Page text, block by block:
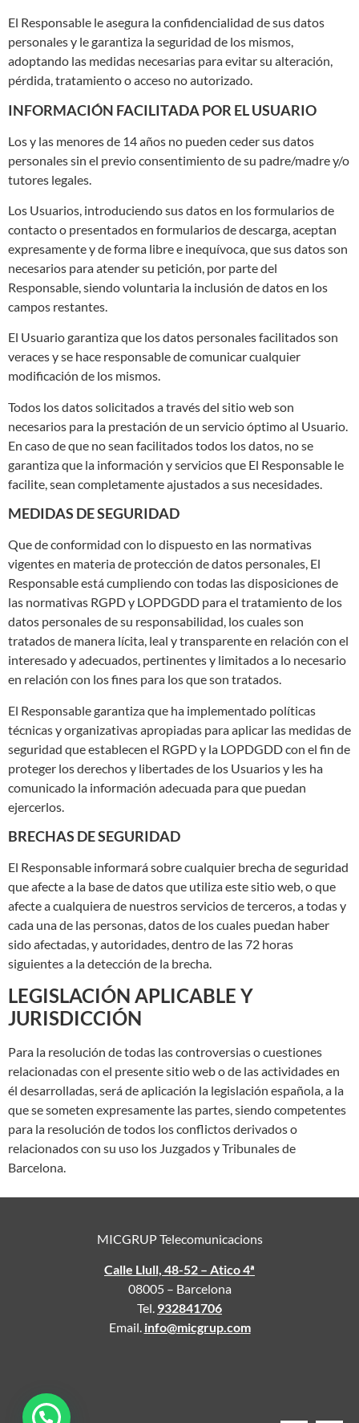
El Responsable le asegura la confidencialidad de sus datos
personales y le garantiza la seguridad de los mismos,
adoptando las medidas necesarias para evitar su alteración,
pérdida, tratamiento o acceso no autorizado.
INFORMACIÓN FACILITADA POR EL USUARIO
Los y las menores de 14 años no pueden ceder sus datos
personales sin el previo consentimiento de su padre/madre y/o
tutores legales.
Los Usuarios, introduciendo sus datos en los formularios de
contacto o presentados en formularios de descarga, aceptan
expresamente y de forma libre e inequívoca, que sus datos son
necesarios para atender su petición, por parte del
Responsable, siendo voluntaria la inclusión de datos en los
campos restantes.
El Usuario garantiza que los datos personales facilitados son
veraces y se hace responsable de comunicar cualquier
modificación de los mismos.
Todos los datos solicitados a través del sitio web son
necesarios para la prestación de un servicio óptimo al Usuario.
En caso de que no sean facilitados todos los datos, no se
garantiza que la información y servicios que El Responsable le
facilite, sean completamente ajustados a sus necesidades.
MEDIDAS DE SEGURIDAD
Que de conformidad con lo dispuesto en las normativas
vigentes en materia de protección de datos personales, El
Responsable está cumpliendo con todas las disposiciones de
las normativas RGPD y LOPDGDD para el tratamiento de los
datos personales de su responsabilidad, los cuales son
tratados de manera lícita, leal y transparente en relación con el
interesado y adecuados, pertinentes y limitados a lo necesario
en relación con los fines para los que son tratados.
El Responsable garantiza que ha implementado políticas
técnicas y organizativas apropiadas para aplicar las medidas de
seguridad que establecen el RGPD y la LOPDGDD con el fin de
proteger los derechos y libertades de los Usuarios y les ha
comunicado la información adecuada para que puedan
ejercerlos.
BRECHAS DE SEGURIDAD
El Responsable informará sobre cualquier brecha de seguridad
que afecte a la base de datos que utiliza este sitio web, o que
afecte a cualquiera de nuestros servicios de terceros, a todas y
cada una de las personas, datos de los cuales puedan haber
sido afectadas, y autoridades, dentro de las 72 horas
siguientes a la detección de la brecha.
LEGISLACIÓN APLICABLE Y
JURISDICCIÓN
Para la resolución de todas las controversias o cuestiones
relacionadas con el presente sitio web o de las actividades en
él desarrolladas, será de aplicación la legislación española, a la
que se someten expresamente las partes, siendo competentes
para la resolución de todos los conflictos derivados o
relacionados con su uso los Juzgados y Tribunales de
Barcelona.
MICGRUP Telecomunicacions
Calle Llull, 48-52 – Atico 4ª
08005 – Barcelona
Tel. 932841706
Email. info@micgrup.com